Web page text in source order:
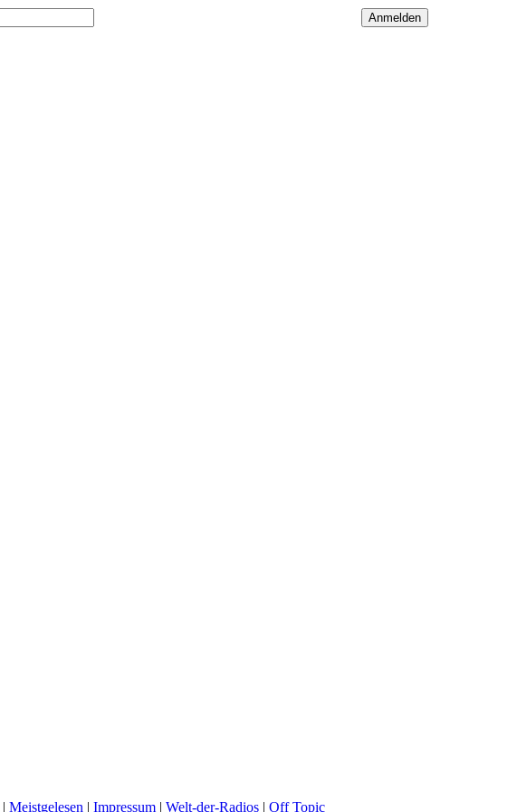
| Meistgelesen | Impressum | Welt-der-Radios | Off Topic